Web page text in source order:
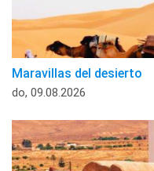
Maravillas del desierto
do, 09.08.2026